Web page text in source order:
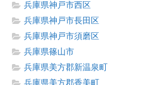
兵庫県神戸市西区
兵庫県神戸市長田区
兵庫県神戸市須磨区
兵庫県篠山市
兵庫県美方郡新温泉町
兵庫県美方郡香美町